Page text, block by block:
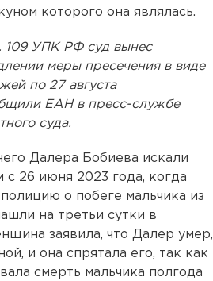
которого она являлась.
109 УПК РФ суд вынес
меры пресечения в виде
по 27 августа
ЕАН в пресс-службе
суда.
Далера Бобиева искали
с 26 июня 2023 года, когда
о побеге мальчика из
на третьи сутки в
заявила, что Далер умер,
и она спрятала его, так как
смерть мальчика полгода